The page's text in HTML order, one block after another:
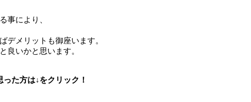
事により、
デメリットも御座います。
良いかと思います。
た方は↓をクリック！